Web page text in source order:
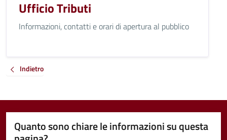
Ufficio Tributi
Informazioni, contatti e orari di apertura al pubblico
Indietro
Quanto sono chiare le informazioni su questa